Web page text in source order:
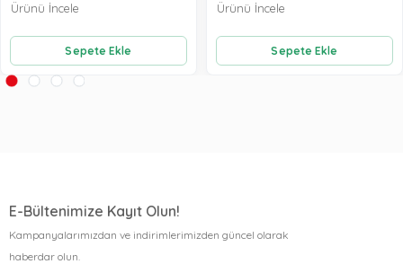
Sepete Ekle
Ürünü İncele
Sepete Ekle
Ürünü İncele
E-Bültenimize Kayıt Olun!
Kampanyalarımızdan ve indirimlerimizden güncel olarak
haberdar olun.